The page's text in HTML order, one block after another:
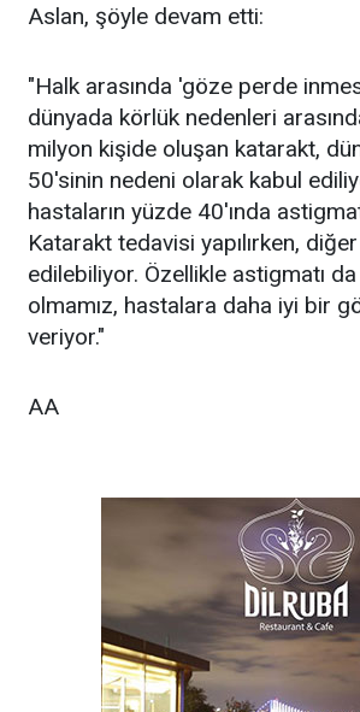
Aslan, şöyle devam etti:
"Halk arasında 'göze perde
dünyada körlük nedenleri
milyon kişide oluşan katarakt,
50'sinin nedeni olarak kabul
hastaların yüzde 40'ında
Katarakt tedavisi yapılırken,
edilebiliyor. Özellikle astigmatı
olmamız, hastalara daha iyi bir
veriyor."
AA